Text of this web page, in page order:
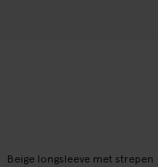
Beige longsleeve met strepen